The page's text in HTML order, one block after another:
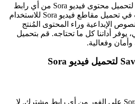
SaveSora هو الحل النهائي لتحميل محتوى فيديو Sora من أي رابط
مشترك. سواء كنت ترغب في تحميل مقاطع فيديو Sora للاستخدام
الإبداعية وراء المحتوى المُنتج
يوفر أداتنا كل ما تحتاجه. قم بتحميل
قم بتحميل مقاطع فيديو Sora على الفور من أي رابط مشترك. لا